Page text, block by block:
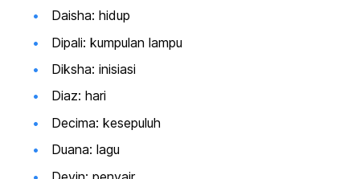
Daisha: hidup
Dipali: kumpulan lampu
Diksha: inisiasi
Diaz: hari
Decima: kesepuluh
Duana: lagu